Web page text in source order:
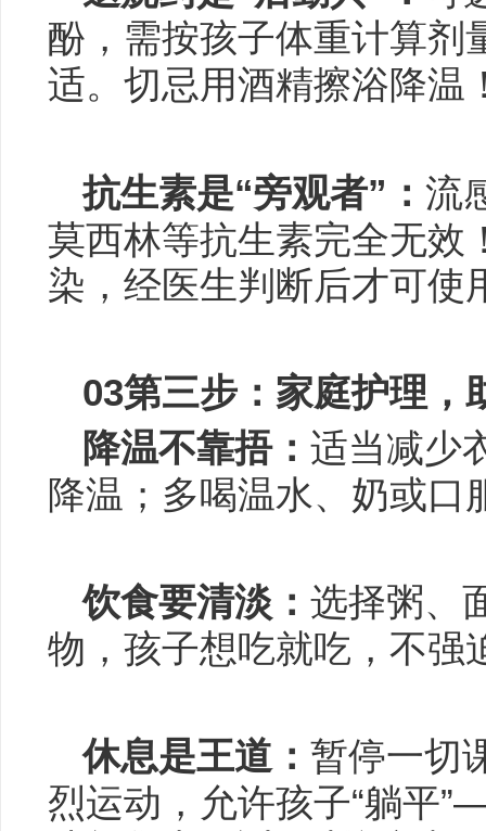
酚 ，需按孩子体重计算
适。切忌用酒精擦浴降温
抗生素是“旁观者”：流
莫西林等抗生素完全无效
染，经医生判断后才可使
03第三步：家庭护理，
降温不靠捂：适当减少
降温；多喝温水、奶或口
饮食要清淡：选择粥、
物，孩子想吃就吃，不强
休息是王道：暂停一切
烈运动，允许孩子“躺平